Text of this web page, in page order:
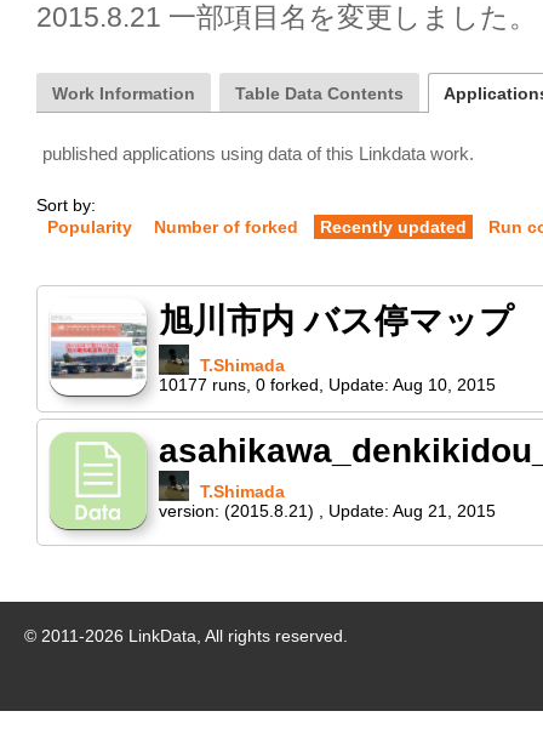
2015.8.21 一部項目名を変更しました。
Work Information Table Data Contents
published applications using data of this Linkdata work.
Sort by:
Popularity
Number of forked Recently updated Run
旭川市内 バス停マップ
T.Shimada
10177 runs 0 forked Update: Aug 10, 2015
T.Shimada
version: (2015.8.21) Update: Aug 21, 2015
© 2011-2026 LinkData, All rights reserved.